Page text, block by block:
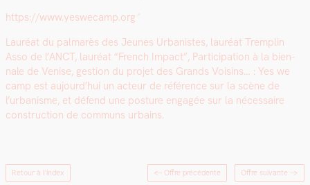
https://www.yeswecamp.org
Lau­réat du pal­marès des Jeunes Urban­istes, lau­réat Trem­plin
Asso de l’ANCT, lau­réat “French Impact”, Par­tic­i­pa­tion à la bien­
nale de Venise, ges­tion du pro­jet des Grands Voisins… : Yes we
camp est aujourd’hui un acteur de référence sur la scène de
l’urbanisme, et défend une pos­ture engagée sur la néces­saire
con­struc­tion de com­muns urbains.
Retour à l'index ← Offre précédente Offre suivante →